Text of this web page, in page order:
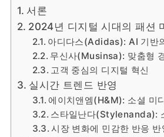
서론
2024년 디지털 시대의 패션
아디다스(Adidas): AI 기반
무신사(Musinsa): 맞춤형
고객 중심의 디지털 혁신
실시간 트렌드 반영
에이치앤엠(H&M): 소셜 미
스타일난다(Stylenanda):
시장 변화에 민감한 반응 반